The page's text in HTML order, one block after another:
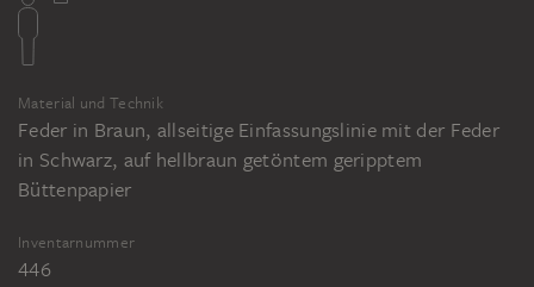
Material und Technik
Feder in Braun, allseitige Einfassungslinie mit der Feder
in Schwarz, auf hellbraun getöntem geripptem
Büttenpapier
Inventarnummer
446